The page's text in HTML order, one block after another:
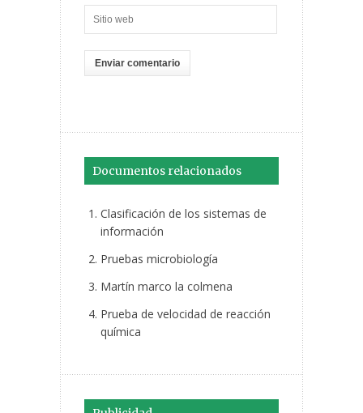
Documentos relacionados
Clasificación de los sistemas de
información
Pruebas microbiología
Martín marco la colmena
Prueba de velocidad de reacción
química